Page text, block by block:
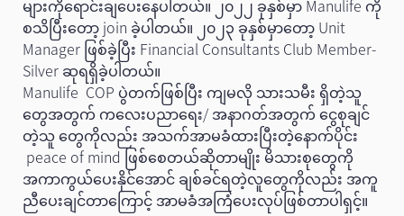
များကိုရောင်းချပေးနေပါတယ်။ ၂၀၂၂ ခုနှစ်မှာ Manulife ကို
စသိပြီးတော့ join ခဲ့ပါတယ်။ ၂၀၂၃ ခုနှစ်မှာတော့ Unit
Manager ဖြစ်ခဲ့ပြီး Financial Consultants Club Member-
Silver ဆုရရှိခဲ့ပါတယ်။
Manulife COP ပွဲတက်ဖြစ်ပြီး ကျမလို သားသမီး ရှိတဲ့သူ
တွေအတွက် ကလေးပညာရေး/ အနာဂတ်အတွက် ငွေစုချင်
တဲ့သူ တွေကိုလည်း အသက်အာမခံထားပြီးတဲ့နောက်ပိုင်း
peace of mind ဖြစ်စေတယ်ဆိုတာမျိုး မိသားစုတွေကို
အကာကွယ်ပေးနိုင်အောင် ချစ်ခင်ရတဲ့လူတွေကိုလည်း အကူ
ညီပေးချင်တာကြောင့် အာမခံအကြံပေးလုပ်ဖြစ်တာပါရှင့်။